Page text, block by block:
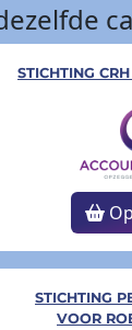
STICHTING
STICHTING
VOOR